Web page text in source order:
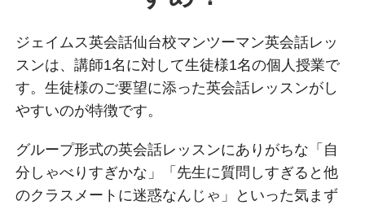
ジェイムス英会話仙台校マンツーマン英会話レッ
スンは、講師1名に対して生徒様1名の個人授業で
す。生徒様のご要望に添った英会話レッスンがし
やすいのが特徴です。
グループ形式の英会話レッスンにありがちな「自
分しゃべりすぎかな」「先生に質問しすぎると他
のクラスメートに迷惑なんじゃ」といった気まず